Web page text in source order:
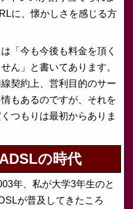
に、懐かしさを感じる方
「今も今後も料金を頂く
ん」と書いてあります。
契約上、営利目的のサー
もあるのですが、それを
つもりは最初からありま
の時代
年、私が大学3年生のと
が普及してきたころ